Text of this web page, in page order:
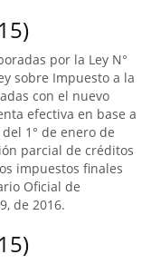
por la Ley N°
sobre Impuesto a la
con el nuevo
efectiva en base a
1° de enero de
parcial de créditos
impuestos finales
Oficial de
de 2016.